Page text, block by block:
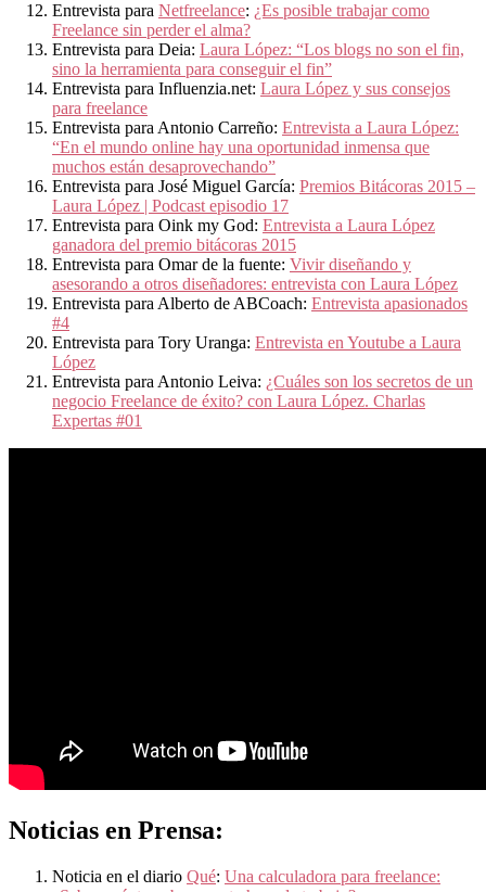
Entrevista para Netfreelance: ¿Es posible trabajar como
Freelance sin perder el alma?
Entrevista para Deia: Laura López: “Los blogs no son el fin,
sino la herramienta para conseguir el fin”
Entrevista para Influenzia.net: Laura López y sus consejos
para freelance
Entrevista para Antonio Carreño: Entrevista a Laura López:
“En el mundo online hay una oportunidad inmensa que
muchos están desaprovechando”
Entrevista para José Miguel García: Premios Bitácoras 2015 –
Laura López | Podcast episodio 17
Entrevista para Oink my God: Entrevista a Laura López
ganadora del premio bitácoras 2015
Entrevista para Omar de la fuente: Vivir diseñando y
asesorando a otros diseñadores: entrevista con Laura López
Entrevista para Alberto de ABCoach: Entrevista apasionados
#4
Entrevista para Tory Uranga: Entrevista en Youtube a Laura
López
Entrevista para Antonio Leiva: ¿Cuáles son los secretos de un
negocio Freelance de éxito? con Laura López. Charlas
Expertas #01
Noticias en Prensa:
Noticia en el diario Qué: Una calculadora para freelance: